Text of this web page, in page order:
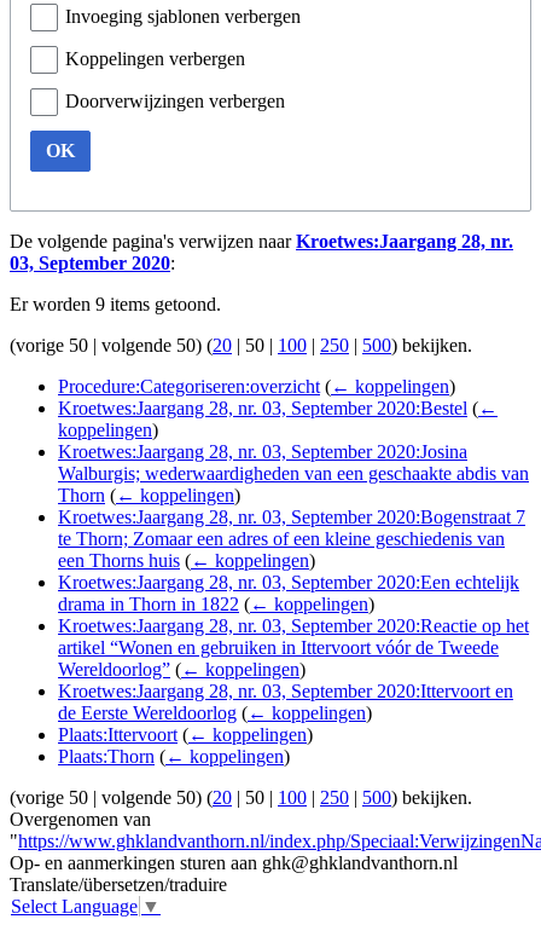
Invoeging sjablonen verbergen
Koppelingen verbergen
Doorverwijzingen verbergen
OK
De volgende pagina's verwijzen naarKroetwes:Jaargang 28, nr.
03, September 2020:
Er worden 9 items getoond.
(vorige 50 | volgende 50) (20 | 50 | 100 | 250 | 500) bekijken.
Procedure:Categoriseren:overzicht (← koppelingen)
Kroetwes:Jaargang 28, nr. 03, September 2020:Bestel (←
koppelingen)
Kroetwes:Jaargang 28, nr. 03, September 2020:Josina
Walburgis; wederwaardigheden van een geschaakte abdis van
Thorn (← koppelingen)
Kroetwes:Jaargang 28, nr. 03, September 2020:Bogenstraat 7
te Thorn; Zomaar een adres of een kleine geschiedenis van
een Thorns huis (← koppelingen)
Kroetwes:Jaargang 28, nr. 03, September 2020:Een echtelijk
drama in Thorn in 1822 (← koppelingen)
Kroetwes:Jaargang 28, nr. 03, September 2020:Reactie op het
artikel “Wonen en gebruiken in Ittervoort vóór de Tweede
Wereldoorlog” (← koppelingen)
Kroetwes:Jaargang 28, nr. 03, September 2020:Ittervoort en
de Eerste Wereldoorlog (← koppelingen)
Plaats:Ittervoort (← koppelingen)
Plaats:Thorn (← koppelingen)
(vorige 50 | volgende 50) (20 | 50 | 100 | 250 | 500) bekijken.
Overgenomen van
"https://www.ghklandvanthorn.nl/index.php/
Op- en aanmerkingen sturen aan ghk@ghklandvanthorn.nl
Translate/übersetzen/traduire
Select Language ▼